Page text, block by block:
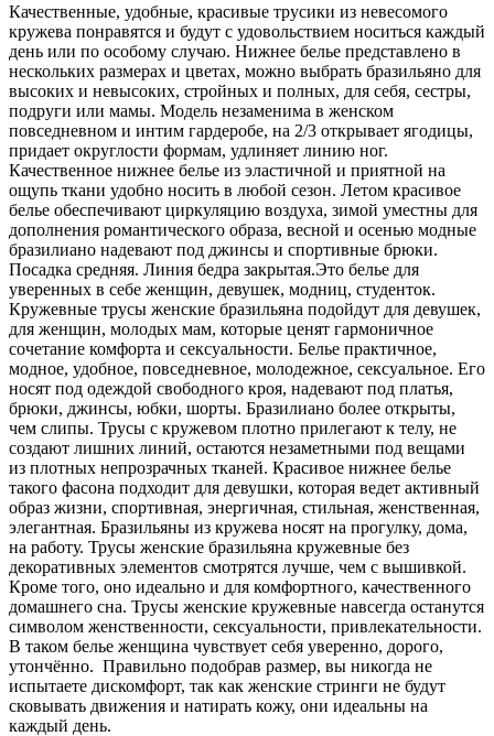
Качественные, удобные, красивые трусики из невесомого
кружева понравятся и будут с удовольствием носиться каждый
день или по особому случаю. Нижнее белье представлено в
нескольких размерах и цветах, можно выбрать бразильяно для
высоких и невысоких, стройных и полных, для себя, сестры,
подруги или мамы. Модель незаменима в женском
повседневном и интим гардеробе, на 2/3 открывает ягодицы,
придает округлости формам, удлиняет линию ног.
Качественное нижнее белье из эластичной и приятной на
ощупь ткани удобно носить в любой сезон. Летом красивое
белье обеспечивают циркуляцию воздуха, зимой уместны для
дополнения романтического образа, весной и осенью модные
бразилиано надевают под джинсы и спортивные брюки.
Посадка средняя. Линия бедра закрытая.Это белье для
уверенных в себе женщин, девушек, модниц, студенток.
Кружевные трусы женские бразильяна подойдут для девушек,
для женщин, молодых мам, которые ценят гармоничное
сочетание комфорта и сексуальности. Белье практичное,
модное, удобное, повседневное, молодежное, сексуальное. Его
носят под одеждой свободного кроя, надевают под платья,
брюки, джинсы, юбки, шорты. Бразилиано более открыты,
чем слипы. Трусы с кружевом плотно прилегают к телу, не
создают лишних линий, остаются незаметными под вещами
из плотных непрозрачных тканей. Красивое нижнее белье
такого фасона подходит для девушки, которая ведет активный
образ жизни, спортивная, энергичная, стильная, женственная,
элегантная. Бразильяны из кружева носят на прогулку, дома,
на работу. Трусы женские бразильяна кружевные без
декоративных элементов смотрятся лучше, чем с вышивкой.
Кроме того, оно идеально и для комфортного, качественного
домашнего сна. Трусы женские кружевные навсегда останутся
символом женственности, сексуальности, привлекательности.
В таком белье женщина чувствует себя уверенно, дорого,
утончённо. Правильно подобрав размер, вы никогда не
испытаете дискомфорт, так как женские стринги не будут
сковывать движения и натирать кожу, они идеальны на
каждый день.